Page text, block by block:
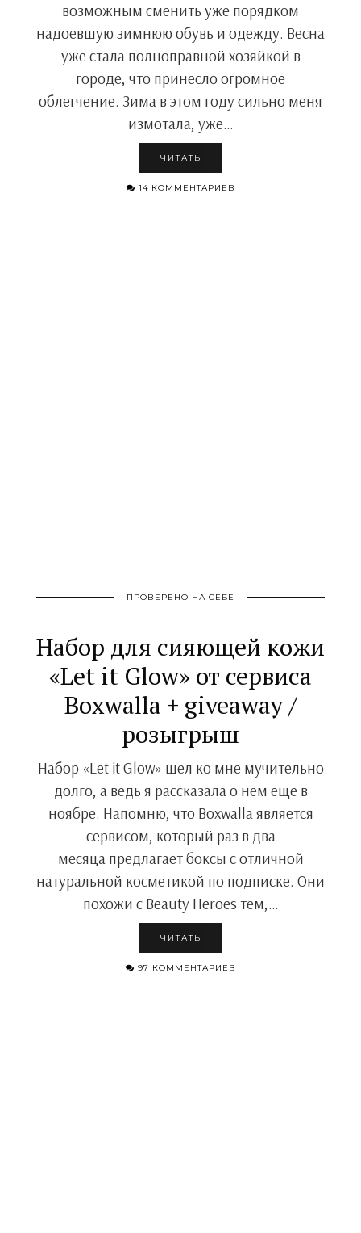
возможным сменить уже порядком
надоевшую зимнюю обувь и одежду. Весна
уже стала полноправной хозяйкой в
городе, что принесло огромное
облегчение. Зима в этом году сильно меня
измотала, уже…
ЧИТАТЬ
14 КОММЕНТАРИЕВ
ПРОВЕРЕНО НА СЕБЕ
Набор для сияющей кожи
«Let it Glow» от сервиса
Boxwalla + giveaway /
розыгрыш
Набор «Let it Glow» шел ко мне мучительно
долго, а ведь я рассказала о нем еще в
ноябре. Напомню, что Boxwalla является
сервисом, который раз в два
месяца предлагает боксы с отличной
натуральной косметикой по подписке. Они
похожи с Beauty Heroes тем,…
ЧИТАТЬ
97 КОММЕНТАРИЕВ